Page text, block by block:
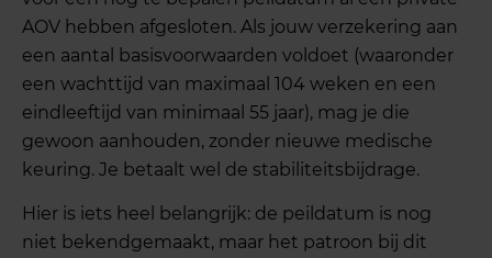
AOV hebben afgesloten. Als jouw verzekering aan
een aantal basisvoorwaarden voldoet (waaronder
een wachttijd van maximaal 104 weken en een
eindleeftijd van minimaal 55 jaar), mag je die
gewoon aanhouden, zonder nieuwe medische
keuring. Je betaalt wel de stabiliteitsbijdrage.
Hier is iets heel belangrijk: de peildatum is nog
niet bekendgemaakt, maar het patroon bij dit